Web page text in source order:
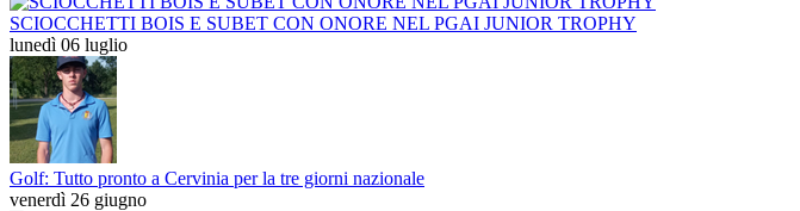
SCIOCCHETTI BOIS E SUBET CON ONORE NEL PGAI JUNIOR TROPHY
lunedì 06 luglio
Golf: Tutto pronto a Cervinia per la tre giorni nazionale
venerdì 26 giugno